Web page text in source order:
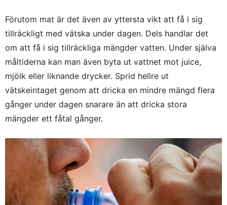
Förutom mat är det även av yttersta vikt att få i sig
tillräckligt med vätska under dagen. Dels handlar det
om att få i sig tillräckliga mängder vatten. Under själva
måltiderna kan man även byta ut vattnet mot juice,
mjölk eller liknande drycker. Sprid hellre ut
vätskeintaget genom att dricka en mindre mängd flera
gånger under dagen snarare än att dricka stora
mängder ett fåtal gånger.